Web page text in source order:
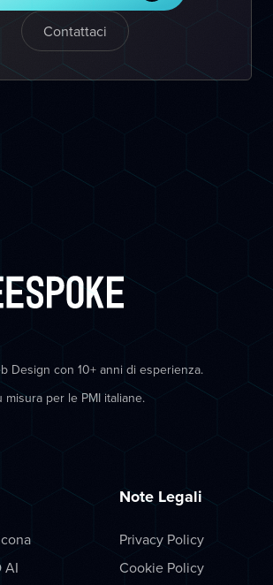
Contattaci
Design con 10+ anni di esperienza.
per le PMI italiane.
AI
Note Legali
Privacy Policy
Cookie Policy